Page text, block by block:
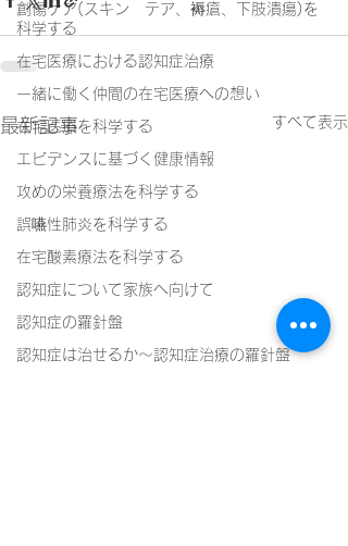
創傷ケア(スキン テア、褥瘡、下肢潰瘍)を
科学する
在宅医療における認知症治療
一緒に働く仲間の在宅医療への想い
在宅医療を科学する
エビデンスに基づく健康情報
攻めの栄養療法を科学する
誤嚥性肺炎を科学する
在宅酸素療法を科学する
認知症について家族へ向けて
認知症の羅針盤
認知症は治せるか～認知症治療の羅針盤
最新記事 すべて表示